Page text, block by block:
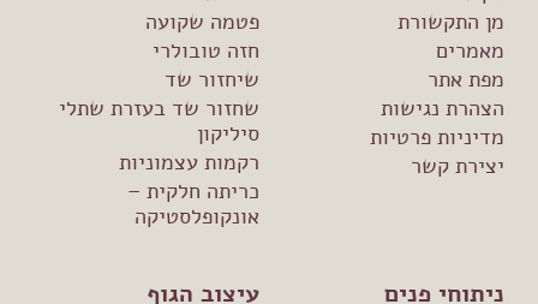
מן התקשורת
מאמרים
מפת אתר
הצהרת נגישות
מדיניות פרטיות
יצירת קשר
פטמה שקועה
חזה טובולרי
שיחזור שד
שחזור שד בעזרת שתלי
סיליקון
רקמות עצמוניות
כריתה חלקית –
אונקופלסטיקה
ניתוחי פנים עיצוב הגוף